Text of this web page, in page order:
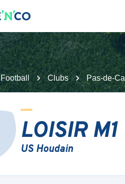
Football Clubs Pas-de-
LOISIR M1
US Houdain